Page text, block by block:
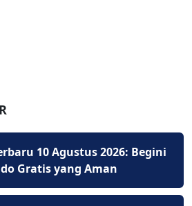
10 Agustus 2026: Begini
Gratis yang Aman